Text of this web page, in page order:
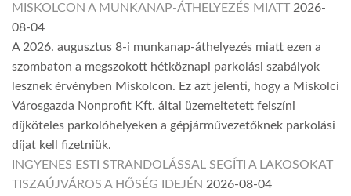
MISKOLCON A MUNKANAP-ÁTHELYEZÉS MIATT 2026-
08-04
A 2026. augusztus 8-i munkanap-áthelyezés miatt ezen a
szombaton a megszokott hétköznapi parkolási szabályok
lesznek érvényben Miskolcon. Ez azt jelenti, hogy a Miskolci
Városgazda Nonprofit Kft. által üzemeltetett felszíni
díjköteles parkolóhelyeken a gépjárművezetőknek parkolási
díjat kell fizetniük.
INGYENES ESTI STRANDOLÁSSAL SEGÍTI A LAKOSOKAT
TISZAÚJVÁROS A HŐSÉG IDEJÉN 2026-08-04